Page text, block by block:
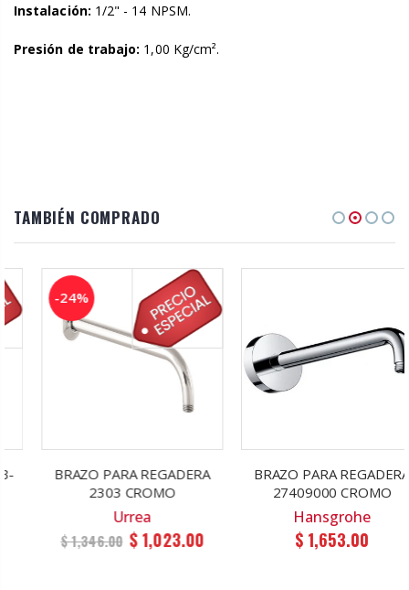
Instalación: 1/2" - 14 NPSM.
Presión de trabajo: 1,00 Kg/cm².
TAMBIÉN COMPRADO
-24%
BRAZO PARA REGADERA
2303 CROMO
Urrea
$ 1,346.00 $ 1,023.00
BRAZO PARA REGADERA
27409000 CROMO
Hansgrohe
$ 1,653.00